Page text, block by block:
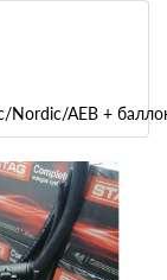
Nordic/AEB +